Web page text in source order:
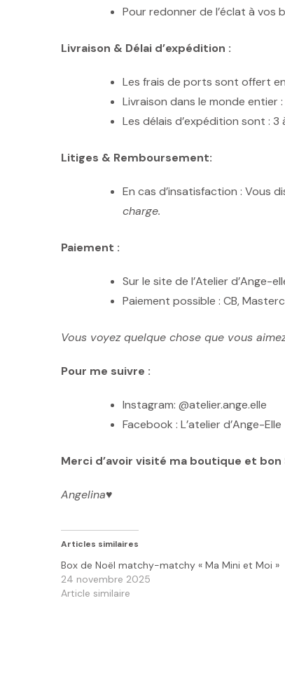
Pour redonner de l’éclat à vos
Livraison & Délai d’expédition :
Les frais de ports sont offert
Livraison dans le monde entier
Les délais d’expédition sont :
Litiges & Remboursement:
En cas d’insatisfaction : Vous
charge.
Paiement :
Sur le site de l’Atelier d’Ange-
Paiement possible : CB,
Vous voyez quelque chose que vous
Pour me suivre :
Instagram: @atelier.ange.elle
Facebook : L’atelier d’Ange-Elle
Merci d’avoir visité ma boutique et bon
Angelina♥️
Articles similaires
Box de Noël matchy-matchy « Ma Mini et Moi »
24 novembre 2025
Article similaire